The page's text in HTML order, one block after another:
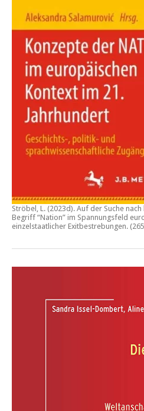
Ströbel, L. (2023d). Auf der Suche
Begriff “Nation” im Spannungsfeld
einzelstaatlicher Exitbestrebungen.